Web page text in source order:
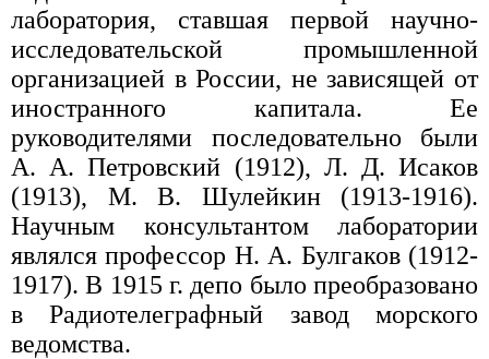
лаборатория, ставшая первой научно-
исследовательской промышленной
организацией в России, не зависящей от
иностранного капитала. Ее
руководителями последовательно были
А. А. Петровский (1912), Л. Д. Исаков
(1913), М. В. Шулейкин (1913-1916).
Научным консультантом лаборатории
являлся профессор Н. А. Булгаков (1912-
1917). В 1915 г. депо было преобразовано
в Радиотелеграфный завод морского
ведомства.